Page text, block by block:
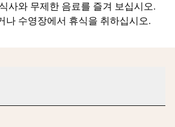
사와 무제한 음료를 즐겨 보십시오.
나 수영장에서 휴식을 취하십시오.